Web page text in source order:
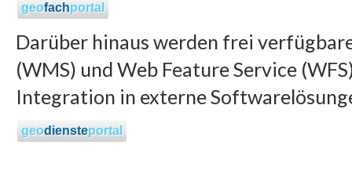
geofachportal
Darüber hinaus werden frei
(WMS) und Web Feature Service
Integration in externe
geodiensteportal